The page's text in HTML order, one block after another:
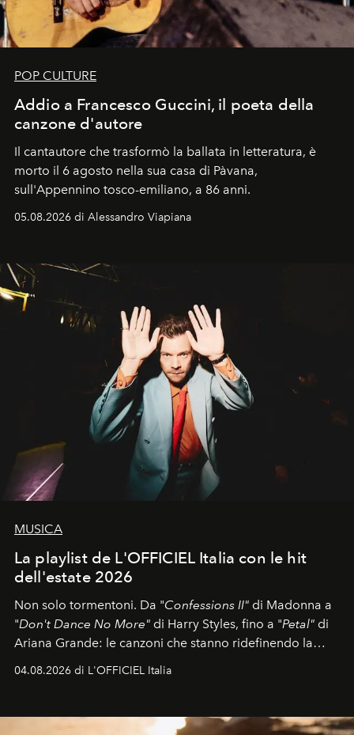
POP CULTURE
Addio a Francesco Guccini, il poeta della
canzone d'autore
Il cantautore che trasformò la ballata in letteratura, è
morto il 6 agosto nella sua casa di Pàvana,
sull'Appennino tosco-emiliano, a 86 anni.
05.08.2026 di Alessandro Viapiana
MUSICA
La playlist de L'OFFICIEL Italia con le hit
dell'estate 2026
Non solo tormentoni. Da "Confessions II" di Madonna a
"Don't Dance No More" di Harry Styles, fino a "Petal" di
Ariana Grande: le canzoni che stanno ridefinendo la
04.08.2026 di L'OFFICIEL Italia